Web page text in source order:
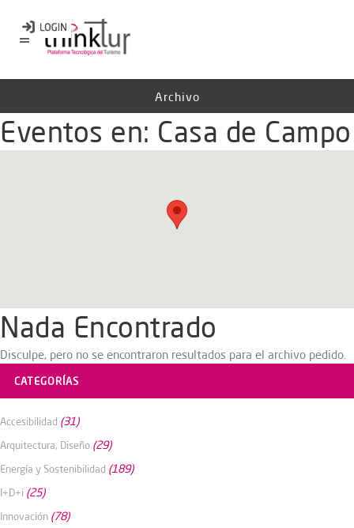
Archivo
Eventos en: Casa de Campo
Nada Encontrado
Disculpe, pero no se encontraron resultados para el archivo pedido.
CATEGORÍAS
Accesibilidad (31)
Arquitectura, Diseño (29)
Energía y Sostenibilidad (189)
I+D+i (25)
Innovación (78)